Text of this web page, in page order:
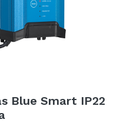
Blue Smart IP22